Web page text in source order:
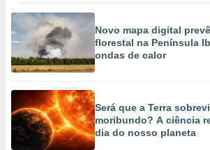
Novo mapa digital
florestal na Península
ondas de calor
Será que a Terra
moribundo? A ciência
dia do nosso planeta